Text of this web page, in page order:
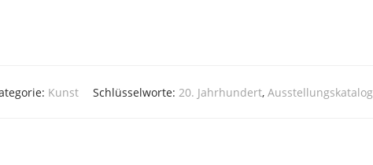
Kunst Schlüsselworte: 20. Jahrhundert, Ausstellungskatalog